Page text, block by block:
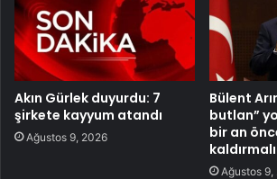
Akın Gürlek duyurdu: 7
şirkete kayyum atandı
Ağustos 9, 2026
Bülent
butlan”
bir an
kaldırmalı
Ağustos 9,